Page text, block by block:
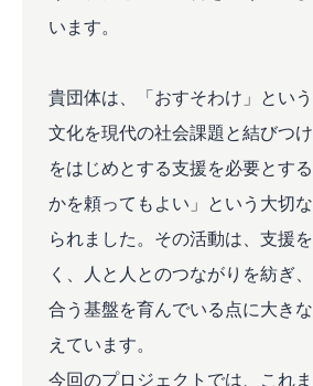
います。
貴団体は、「おすそわけ」とい
文化を現代の社会課題と結びつ
をはじめとする支援を必要とす
かを頼ってもよい」という大切
られました。その活動は、支援
く、人と人とのつながりを紡ぎ
合う基盤を育んでいる点に大き
えています。
今回のプロジェクトでは、これ